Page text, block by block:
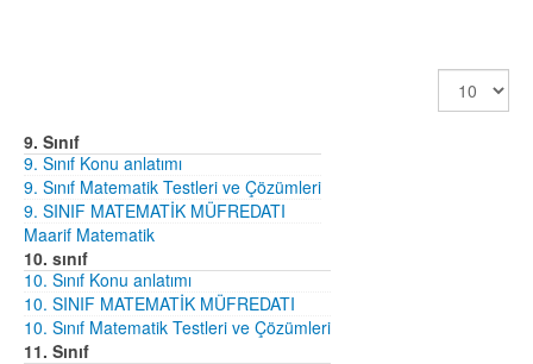
Sayısı
9. Sınıf
9. Sınıf Konu anlatımı
9. Sınıf Matematik Testleri ve Çözümleri
9. SINIF MATEMATİK MÜFREDATI
Maarif Matematik
10. sınıf
10. Sınıf Konu anlatımı
10. SINIF MATEMATİK MÜFREDATI
10. Sınıf Matematik Testleri ve Çözümleri
11. Sınıf